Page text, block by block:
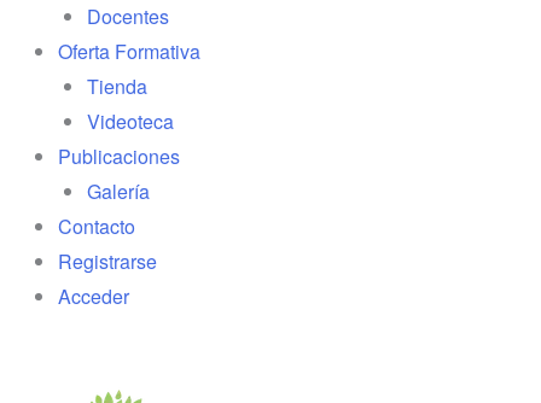
Docentes
Oferta Formativa
Tienda
Videoteca
Publicaciones
Galería
Contacto
Registrarse
Acceder